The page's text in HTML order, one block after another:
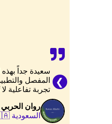
سعيدة جداً
المفصل
تجربة تفاعلية
روان الحربي
السعودية 🇸🇦